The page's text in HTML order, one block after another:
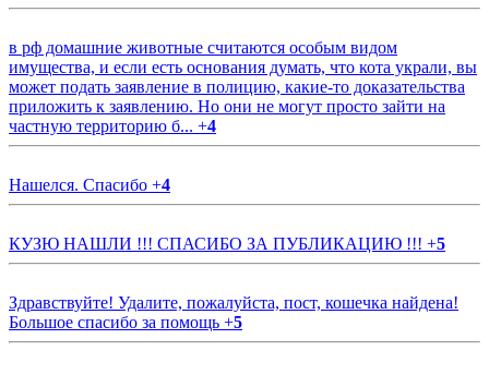
в рф домашние животные считаются особым видом
имущества, и если есть основания думать, что кота украли, вы
может подать заявление в полицию, какие-то доказательства
приложить к заявлению. Но они не могут просто зайти на
частную территорию б... +4
Нашелся. Спасибо +4
КУЗЮ НАШЛИ !!! СПАСИБО ЗА ПУБЛИКАЦИЮ !!! +5
Здравствуйте! Удалите, пожалуйста, пост, кошечка найдена!
Большое спасибо за помощь +5